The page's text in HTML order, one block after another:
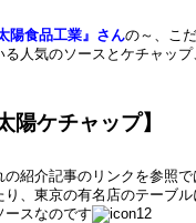
太陽食品工業』さんの～、こ
人気のソースとケチャップ
陽ケチャップ】
紹介記事のリンクを参照
り、東京の有名店のテーブ
ースなのです